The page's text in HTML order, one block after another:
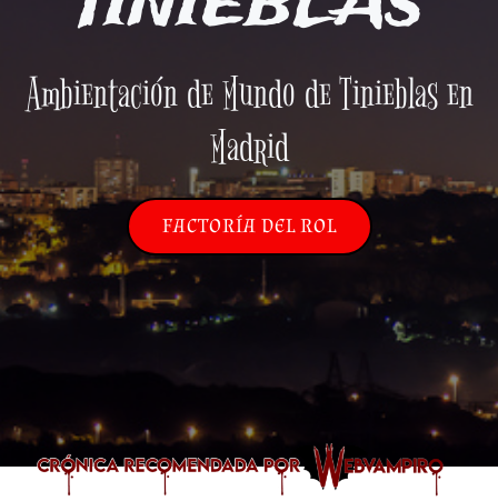
Ambientación de Mundo de Tinieblas en
Madrid
FACTORÍA DEL ROL